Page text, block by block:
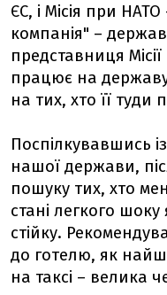
ЄС, і Місія при
компанія" –
представниця
працює на
на тих, хто її туди
Поспілкувавшись
нашої держави,
пошуку тих, хто
стані легкого
стійку.
до готелю, як
на таксі – велика